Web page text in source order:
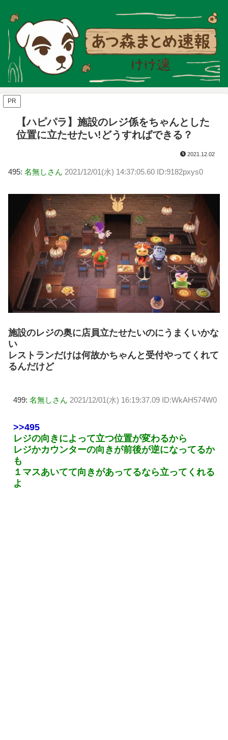
PR
【ハピパラ】施設のレジ係をちゃんとした
位置に立たせたい!どうすればできる？
2021.12.02
495: 名無しさん 2021/12/01(水) 14:37:05.60 ID:9182pxys0
施設のレジの奥に店員立たせたいのにうまくいかな
い
レストランだけは何故かちゃんと受付やってくれて
るんだけど
499: 名無しさん 2021/12/01(水) 16:19:37.09 ID:WkAH574W0
>>495
レジの向きによって立つ位置が変わるから
レジかカウンターの向きが前後が逆になってるか
も
１マスあいてて向きがあってるなら立ってくれる
よ